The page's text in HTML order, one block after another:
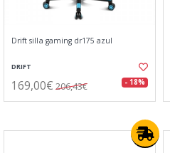
Drift silla gaming dr175 azul
DRIFT
169,00€ 206,43€ - 18%